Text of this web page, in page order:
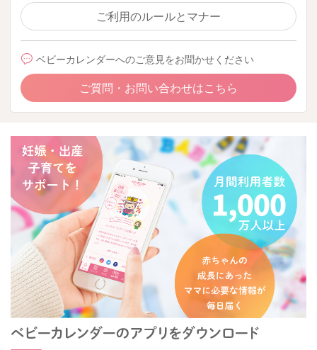
ご利用のルールとマナー
ベビーカレンダーへのご意見をお聞かせください
ご質問・お問い合わせはこちら